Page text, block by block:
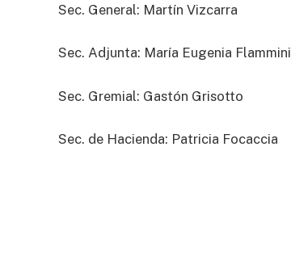
Sec. General: Martín Vizcarra
Sec. Adjunta: María Eugenia Flammini
Sec. Gremial: Gastón Grisotto
Sec. de Hacienda: Patricia Focaccia